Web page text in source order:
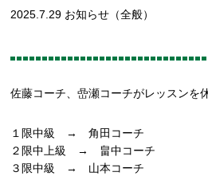
2025.7.29 お知らせ（全般）
佐藤コーチ、嵒瀬コーチがレッスンを
１限中級 → 角田コーチ
２限中上級 → 畠中コーチ
３限中級 → 山本コーチ